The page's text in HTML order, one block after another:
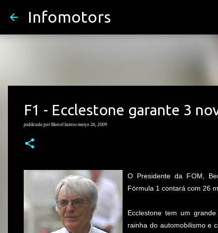
Infomotors
F1 - Ecclestone garante 3
publicada porMarcel Santos março 26, 2009
O Presidente da FOM,
Fórmula 1 contará com 26
Ecclestone tem um
rainha do automobilismo e